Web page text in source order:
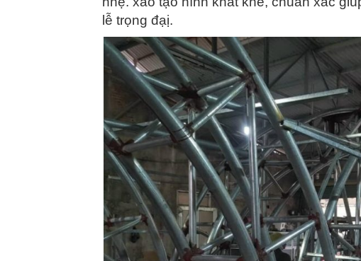
lễ trọng đạị.